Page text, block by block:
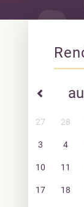
27 28
3 4
10 11
17 18